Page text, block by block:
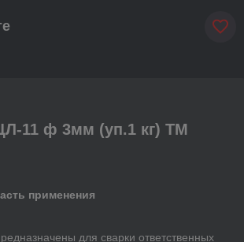
11 ф 3мм (уп.1 кг) TM
применения
для сварки ответственных